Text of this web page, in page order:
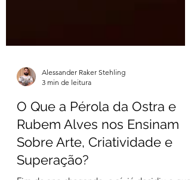
Alessander Raker Stehling
3 min de leitura
O Que a Pérola da Ostra e
Rubem Alves nos Ensinam
Sobre Arte, Criatividade e